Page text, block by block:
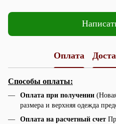
Оплата
Способы оплаты:
Оплата при получении
размера и верхняя одежда
Оплата на расчетный счет